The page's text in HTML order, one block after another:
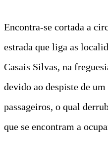
Encontra-se cortada a
estrada que liga as
Casais Silvas, na
devido ao despiste de
passageiros, o qual
que se encontram a